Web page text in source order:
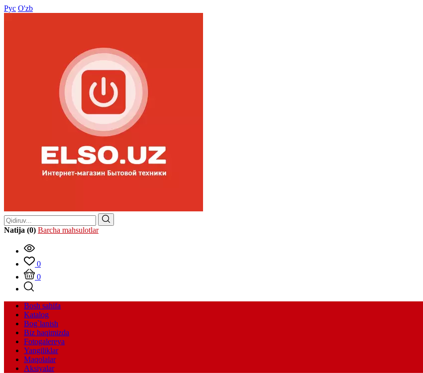
Рус O'zb
Natija (0) Barcha mahsulotlar
0
0
Bosh sahifa
Katalog
Bog`lanish
Biz haqimizda
Fotogalereya
Yangiliklar
Maqolalar
Aksiyalar